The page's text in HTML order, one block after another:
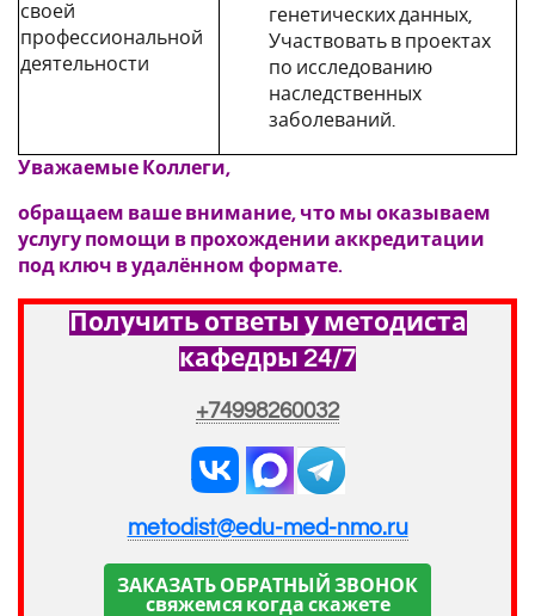
своей
профессиональной
деятельности
генетических данных,
Участвовать в проектах
по исследованию
наследственных
заболеваний.
Уважаемые Коллеги,
обращаем ваше внимание, что мы оказываем
услугу помощи в прохождении аккредитации
под ключ в удалённом формате.
Получить ответы у методиста
кафедры 24/7
+74998260032
metodist@edu-med-nmo.ru
ЗАКАЗАТЬ ОБРАТНЫЙ ЗВОНОК
свяжемся когда скажете